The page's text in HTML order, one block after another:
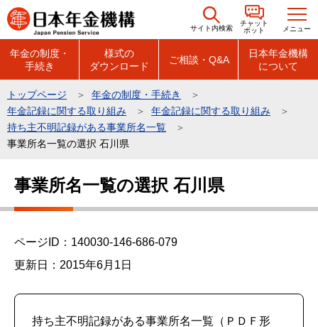
こ
の
の
先
頭
サイト内検索
チャット
ボット
メニュー
年金の制度・
手続き
様式の
ダウンロード
ご相談・Q&A
日本年金機構
について
トップページ
年金の制度・手続き
年金記録に関する取り組み
年金記録に関する取り組み
持ち主不明記録がある事業所名一覧
事業所名一覧の選択 石川県
こ
事業所名一覧の選択 石川県
ページID：140030-146-686-079
更新日：2015年6月1日
持ち主不明記録がある事業所名一覧（ＰＤＦ形